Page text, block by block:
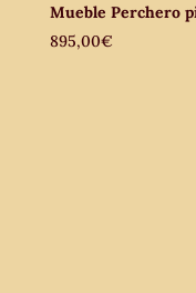
Mueble Perchero
895,00€